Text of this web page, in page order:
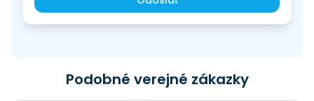
Podobné verejné zákazky